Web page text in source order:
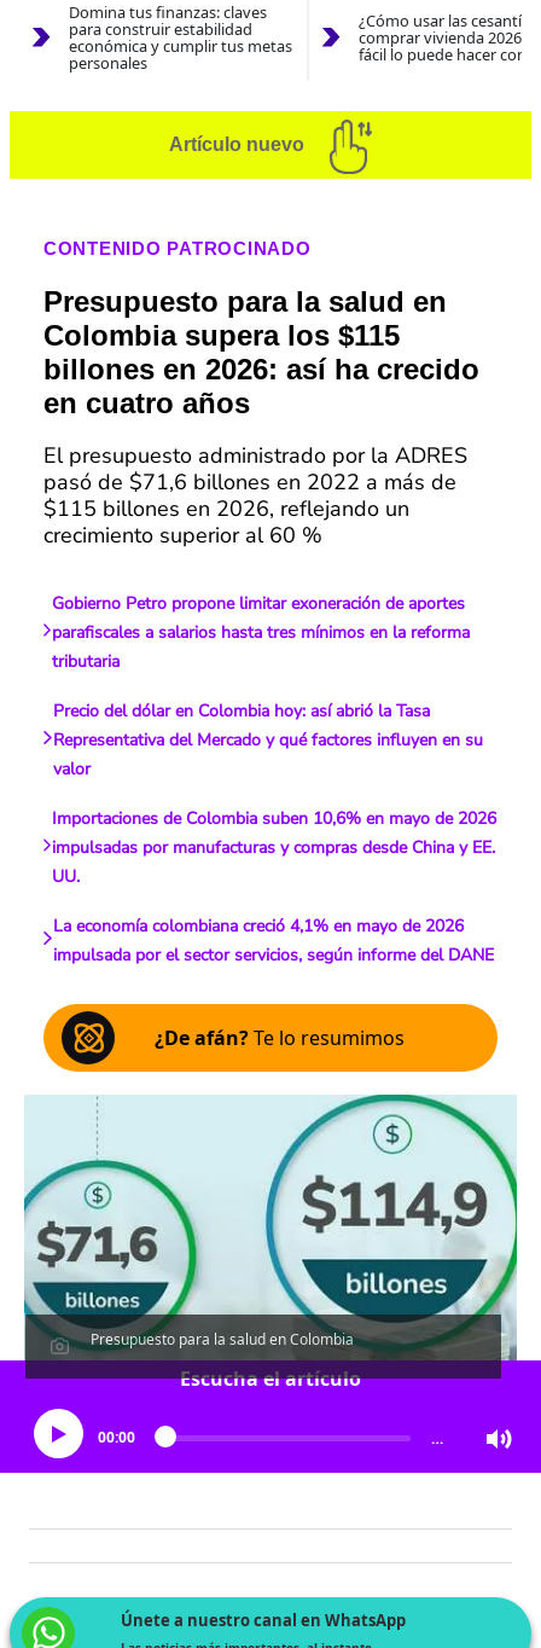
Domina tus finanzas: claves
para construir estabilidad
económica y cumplir tus metas
personales
¿Cómo usar las
comprar vivienda 2026?
fácil lo puede hacer con
Artículo nuevo
CONTENIDO PATROCINADO
Presupuesto para la salud en
Colombia supera los $115
billones en 2026: así ha crecido
en cuatro años
El presupuesto administrado por la ADRES
pasó de $71,6 billones en 2022 a más de
$115 billones en 2026, reflejando un
crecimiento superior al 60 %
Gobierno Petro propone limitar exoneración de aportes
parafiscales a salarios hasta tres mínimos en la reforma
tributaria
Precio del dólar en Colombia hoy: así abrió la Tasa
Representativa del Mercado y qué factores influyen en su
valor
Importaciones de Colombia suben 10,6% en mayo de 2026
impulsadas por manufacturas y compras desde China y EE.
UU.
La economía colombiana creció 4,1% en mayo de 2026
impulsada por el sector servicios, según informe del DANE
¿De afán?Te lo resumimos
Presupuesto para la salud en Colombia
Escucha el artículo
00:00 …
Únete a nuestro canal en WhatsApp